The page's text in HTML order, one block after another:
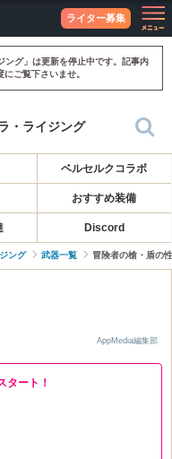
ライター募集
ング」は更新を停止中です。記事内
ご覧下さいませ。
・ライジング
ベルセルクコラボ
おすすめ装備
Discord
ング 武器一覧 冒険者の槍・盾の
AppMedia編集部
タート！